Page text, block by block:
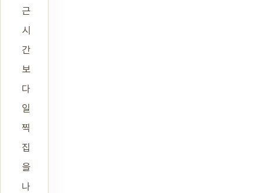
근
시
간
보
다
일
찍
집
을
나